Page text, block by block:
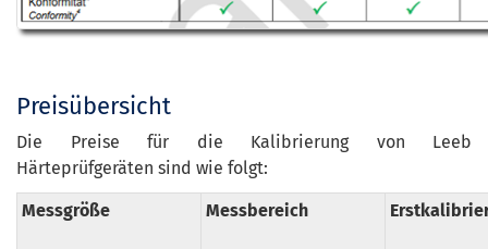
Preisübersicht
Die Preise für die Kalibrierung von Leeb
Härteprüfgeräten sind wie folgt:
Messgröße Messbereich